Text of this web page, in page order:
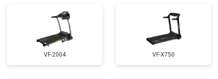
VF-2004 VF-X750